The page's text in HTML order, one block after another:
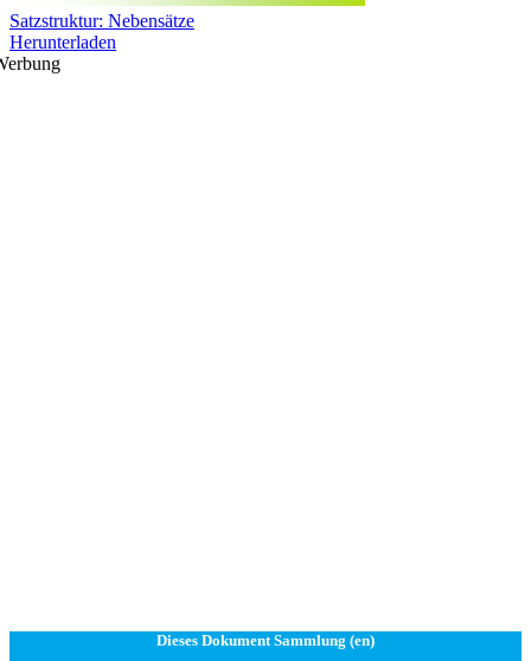
Satzstruktur: Nebensätze
Herunterladen
Dieses Dokument Sammlung (en)